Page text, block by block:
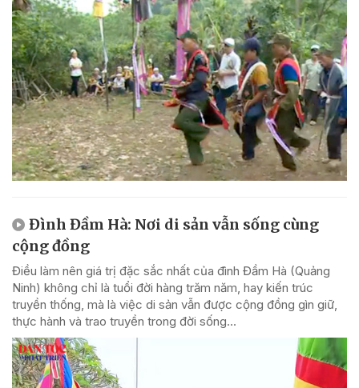
Đình Đầm Hà: Nơi di sản vẫn sống cùng
cộng đồng
Điều làm nên giá trị đặc sắc nhất của đình Đầm Hà (Quảng
Ninh) không chỉ là tuổi đời hàng trăm năm, hay kiến trúc
truyền thống, mà là việc di sản vẫn được cộng đồng gìn giữ,
thực hành và trao truyền trong đời sống...